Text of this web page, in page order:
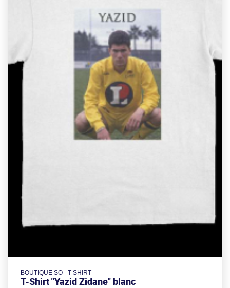
BOUTIQUE SO - T-SHIRT
T-Shirt "Yazid Zidane" blanc